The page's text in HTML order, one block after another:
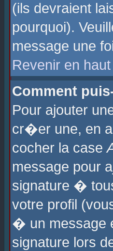
(ils devraient
pourquoi).
message une
Revenir en
Comment
Pour ajouter
cr�er une, en
cocher la case
message pour
signature �
votre profil
� un message
signature lors